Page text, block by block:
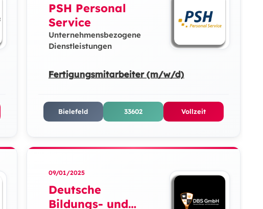
PSH Personal
Service
Unternehmensbezogene
Dienstleistungen
Fertigungsmitarbeiter (m/w/d)
Bielefeld 33602 Vollzeit
09/01/2025
Deutsche
Bildungs- und